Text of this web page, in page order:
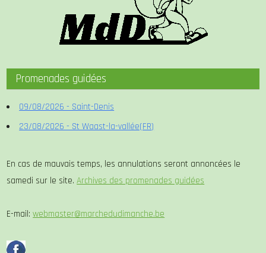
Promenades guidées
09/08/2026 - Saint-Denis
23/08/2026 - St Waast-la-vallée(FR)
En cas de mauvais temps, les annulations seront annoncées le
samedi sur le site.Archives des promenades guidées
E-mail:webmaster@marchedudimanche.be